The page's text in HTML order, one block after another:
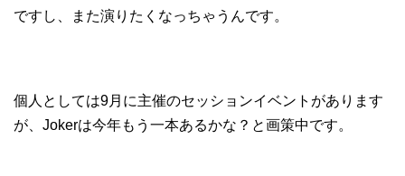
ですし、また演りたくなっちゃうんです。
個人としては9月に主催のセッションイベントがあります
が、Jokerは今年もう一本あるかな？と画策中です。